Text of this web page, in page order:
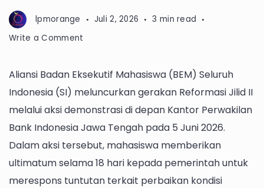
lpmorange Juli 2, 2026
3 min read
Write a Comment
Jilid
II,
Mahasiswa
Desak
Pemerintah
Berbenah
Aliansi Badan Eksekutif Mahasiswa (BEM) Seluruh
Indonesia (SI) meluncurkan gerakan Reformasi Jilid II
melalui aksi demonstrasi di depan Kantor Perwakilan
Bank Indonesia Jawa Tengah pada 5 Juni 2026.
Dalam aksi tersebut, mahasiswa memberikan
ultimatum selama 18 hari kepada pemerintah untuk
merespons tuntutan terkait perbaikan kondisi